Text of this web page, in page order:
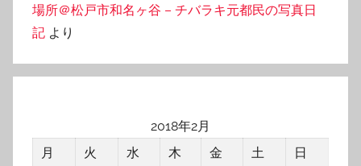
場所＠松戸市和名ヶ谷 – チバラキ元都民の写真日
記 より
2018年2月
月
火 水 木 金 土
日